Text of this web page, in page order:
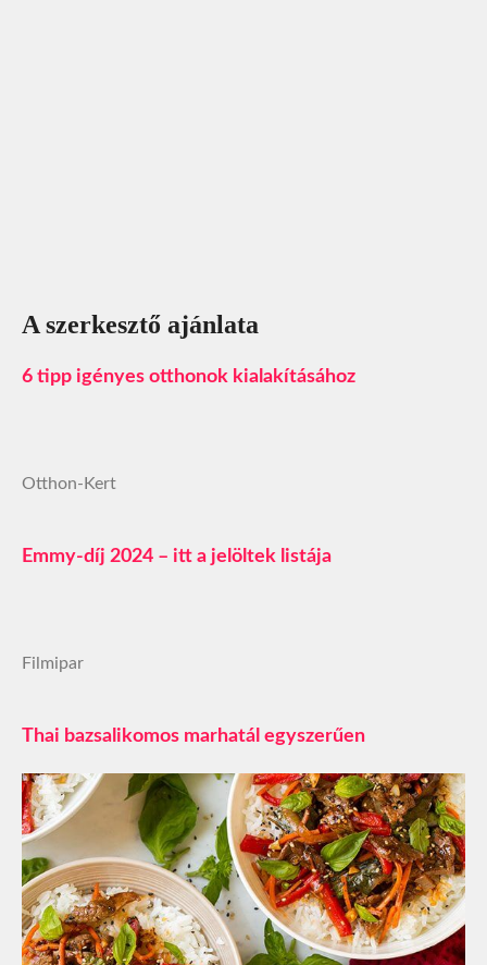
A szerkesztő ajánlata
6 tipp igényes otthonok kialakításához
Otthon-Kert
Emmy-díj 2024 – itt a jelöltek listája
Filmipar
Thai bazsalikomos marhatál egyszerűen